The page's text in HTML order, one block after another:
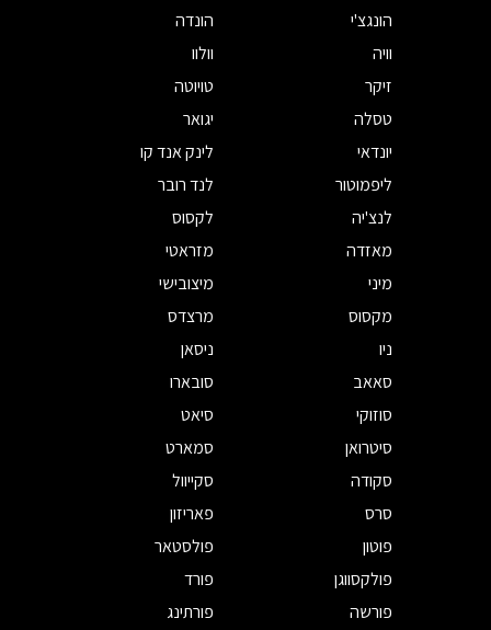
הונגצ'י
הונדה
וויה
וולוו
זיקר
טויוטה
טסלה
יגואר
יונדאי
לינק אנד קו
ליפמוטור
לנד רובר
לנצ'יה
לקסוס
מאזדה
מזראטי
מיני
מיצובישי
מקסוס
מרצדס
ניו
ניסאן
סאאב
סובארו
סוזוקי
סיאט
סיטרואן
סמארט
סקודה
סקייוול
סרס
פאריזון
פוטון
פולסטאר
פולקסווגן
פורד
פורשה
פורתינג